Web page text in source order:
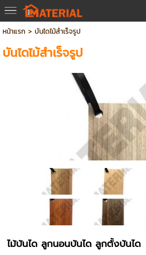
หน้าแรก > บันไดไม้สำเร็จรูป
บันไดไม้สำเร็จรูป
ไม้บันได ลูกนอนบันได ลูกตั้งบันได